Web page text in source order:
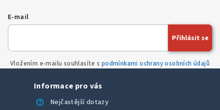
E-mail
Vložením e-mailu souhlasíte s podmínkami ochrany osobních údajů
Přihlásit se
Informace pro vás
help
Nejčastější dotazy